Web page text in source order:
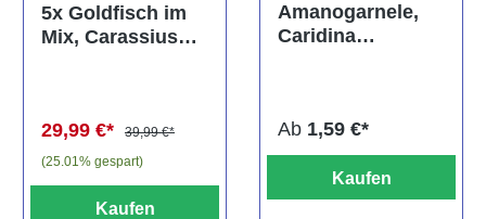
5x Goldfisch im
Mix, Carassius
29,99 €*
39,99 €*
(25.01% gespart)
Kaufen
Amanogarnele,
Caridina
Ab 1,59 €*
Kaufen